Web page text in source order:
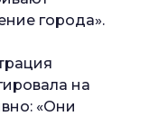
города».
на
«Они